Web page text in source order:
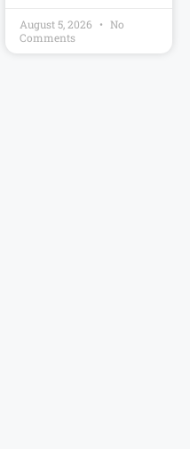
August 5, 2026
No
Comments